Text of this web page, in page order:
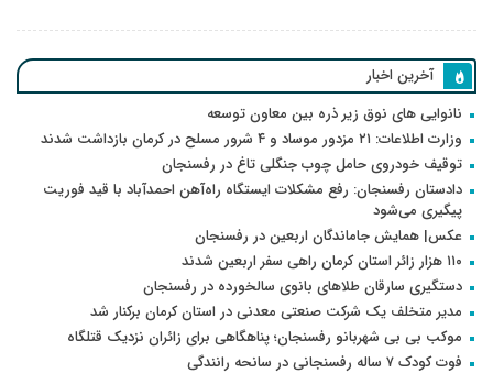
آخرین اخبار
نانوایی های نوق زیر ذره بین معاون توسعه
وزارت اطلاعات: ۲۱ مزدور موساد و ۴ شرور مسلح در کرمان بازداشت شدند
توقیف خودروی حامل چوب جنگلی تاغ در رفسنجان
دادستان رفسنجان: رفع مشکلات ایستگاه راه‌آهن احمدآباد با قید فوریت
پیگیری می‌شود
عکس| همایش جاماندگان اربعین در رفسنجان
۱۱۰ هزار زائر استان کرمان راهی سفر اربعین شدند
دستگیری سارقان طلاهای بانوی سالخورده در رفسنجان
مدیر متخلف یک شرکت صنعتی معدنی در استان کرمان برکنار شد
موکب بی بی شهربانو رفسنجان؛ پناهگاهی برای زائران نزدیک قتلگاه
فوت کودک ۷ ساله رفسنجانی در سانحه رانندگی